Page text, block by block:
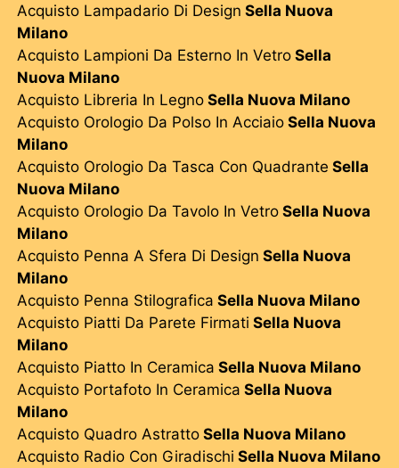
Acquisto Lampadario Di Design Sella Nuova
Milano
Acquisto Lampioni Da Esterno In Vetro Sella
Nuova Milano
Acquisto Libreria In Legno Sella Nuova Milano
Acquisto Orologio Da Polso In Acciaio Sella Nuova
Milano
Acquisto Orologio Da Tasca Con Quadrante Sella
Nuova Milano
Acquisto Orologio Da Tavolo In Vetro Sella Nuova
Milano
Acquisto Penna A Sfera Di Design Sella Nuova
Milano
Acquisto Penna Stilografica Sella Nuova Milano
Acquisto Piatti Da Parete Firmati Sella Nuova
Milano
Acquisto Piatto In Ceramica Sella Nuova Milano
Acquisto Portafoto In Ceramica Sella Nuova
Milano
Acquisto Quadro Astratto Sella Nuova Milano
Acquisto Radio Con Giradischi Sella Nuova Milano